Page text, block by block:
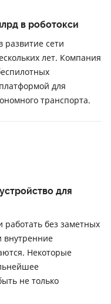
в роботокси
развитие сети
лет. Компания
для
транспорта.
для
работать без заметных
внутренние
Некоторые
не только